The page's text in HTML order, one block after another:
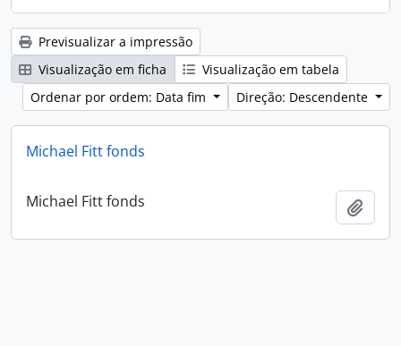
Previsualizar a impressão
Visualização em ficha
Visualização em tabela
Ordenar por ordem: Data fim
Direção: Descendente
Michael Fitt fonds
Michael Fitt fonds